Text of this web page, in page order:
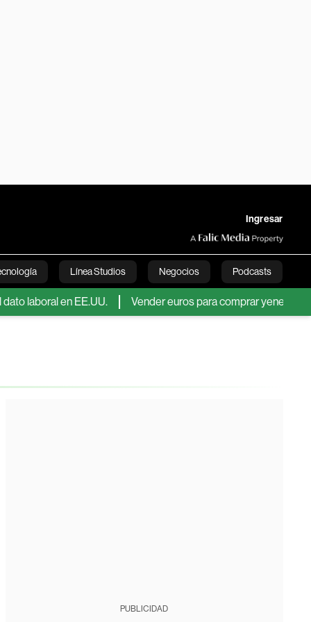
Ingresar
Línea Studios Negocios Podcasts
English
en EE.UU. Vender euros para comprar yenes aumenta el
PUBLICIDAD